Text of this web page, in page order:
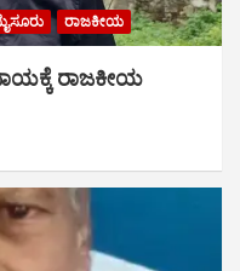
ರಾಜಕೀಯ
ರಾಜಕೀಯ